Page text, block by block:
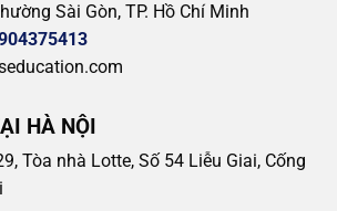
Sài Gòn, TP. Hồ Chí Minh
HÀ NỘI
Tòa nhà Lotte, Số 54 Liễu Giai, Cống